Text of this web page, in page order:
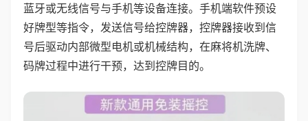
蓝牙或无线信号与手机等设备连接。手机端软件预设
好牌型等指令，发送信号给控牌器，控牌器接收到信
号后驱动内部微型电机或机械结构，在麻将机洗牌、
码牌过程中进行干预，达到控牌目的。